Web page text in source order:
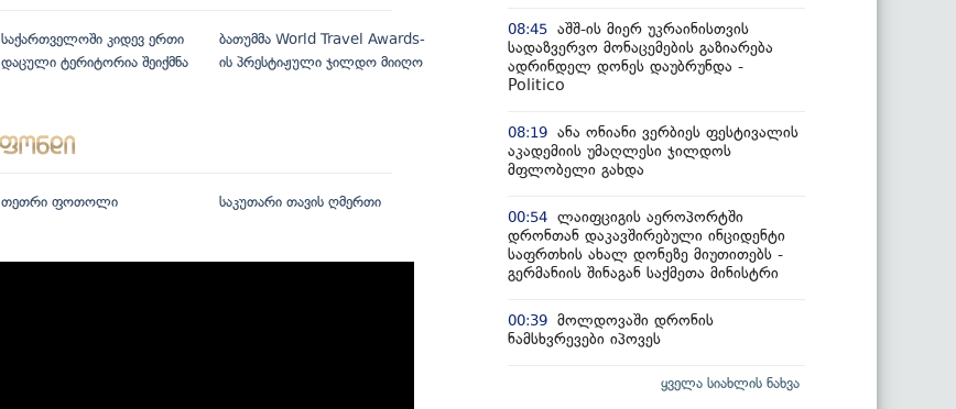
საქართველოში კიდევ ერთი
დაცული ტერიტორია შეიქმნა
ბათუმმა World Travel Awards-
ის პრესტიჟული ჯილდო მიიღო
თეთრი ფოთოლი საკუთარი თავის ღმერთი
08:45 აშშ-ის მიერ უკრაინისთვის
სადაზვერვო მონაცემების გაზიარება
ადრინდელ დონეს დაუბრუნდა -
Politico
08:19 ანა ონიანი ვერბიეს ფესტივალის
აკადემიის უმაღლესი ჯილდოს
მფლობელი გახდა
00:54 ლაიფციგის აეროპორტში
დრონთან დაკავშირებული ინციდენტი
საფრთხის ახალ დონეზე მიუთითებს -
გერმანიის შინაგან საქმეთა მინისტრი
00:39 მოლდოვაში დრონის
ნამსხვრევები იპოვეს
ყველა სიახლის ნახვა